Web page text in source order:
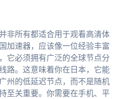
非所有都适合用于观看高清体
加速器，应该像一位经验丰富
它必须拥有广泛的全球节点分
路。这意味着你在日本，它能
州的低延迟节点，而不是随机
至关重要。你需要在手机、平